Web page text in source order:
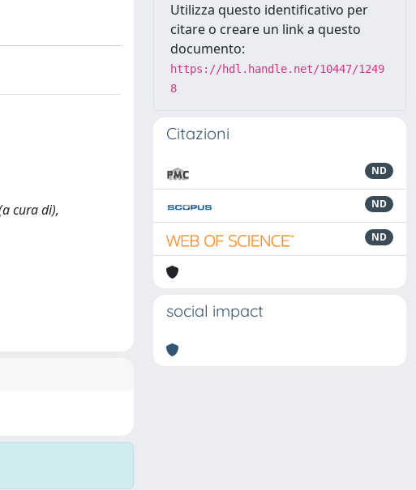
cura di),
Utilizza questo identificativo per
citare o creare un link a questo
documento:
https://hdl.handle.net/10447/1249
8
Citazioni
ND
ND
ND
social impact